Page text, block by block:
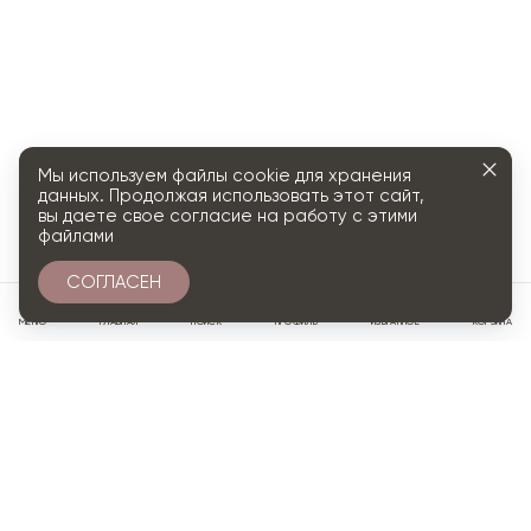
МЕНЮ ГЛАВНАЯ ПОИСК ПРОФИЛЬ ИЗБРАННОЕ КОРЗИНА
Мы используем файлы cookie для хранения
данных. Продолжая использовать этот сайт,
вы даете свое согласие на работу с этими
файлами
СОГЛАСЕН